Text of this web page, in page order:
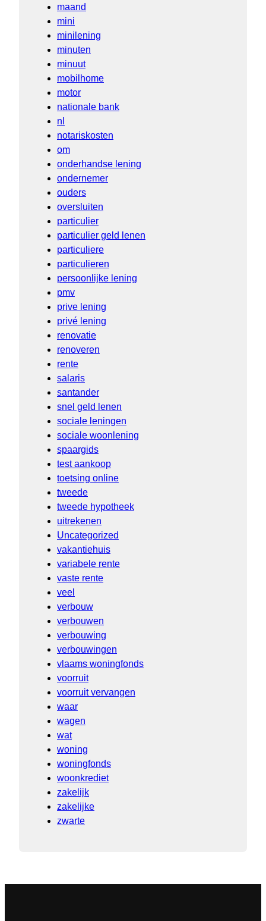
maand
mini
minilening
minuten
minuut
mobilhome
motor
nationale bank
nl
notariskosten
om
onderhandse lening
ondernemer
ouders
oversluiten
particulier
particulier geld lenen
particuliere
particulieren
persoonlijke lening
pmv
prive lening
privé lening
renovatie
renoveren
rente
salaris
santander
snel geld lenen
sociale leningen
sociale woonlening
spaargids
test aankoop
toetsing online
tweede
tweede hypotheek
uitrekenen
Uncategorized
vakantiehuis
variabele rente
vaste rente
veel
verbouw
verbouwen
verbouwing
verbouwingen
vlaams woningfonds
voorruit
voorruit vervangen
waar
wagen
wat
woning
woningfonds
woonkrediet
zakelijk
zakelijke
zwarte